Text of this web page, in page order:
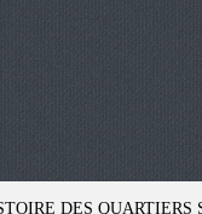
DES QUARTIERS